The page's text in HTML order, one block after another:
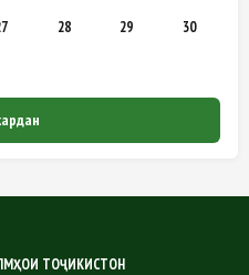
28 29
30
ТОҶИКИСТОН